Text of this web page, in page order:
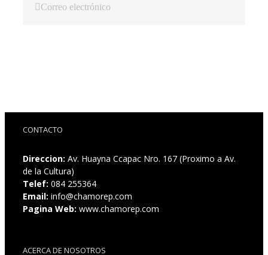
Correo electrónico
CONTACTO
Direccion: Av. Huayna Ccapac Nro. 167 (Proximo a Av.
de la Cultura)
Telef: 084 255364
Email: info@chamorep.com
Pagina Web: www.chamorep.com
ACERCA DE NOSOTROS